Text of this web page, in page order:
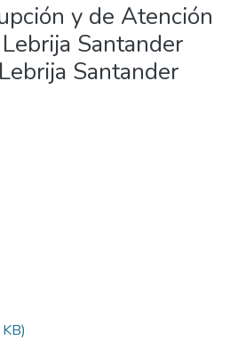
y de Atención
Santander
Santander